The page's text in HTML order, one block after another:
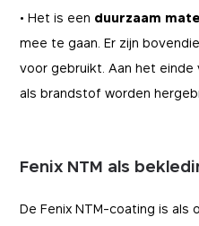
• Het is een duurzaam
mee te gaan. Er zijn
voor gebruikt. Aan het
als brandstof worden
Fenix NTM als
De Fenix NTM-coating is als